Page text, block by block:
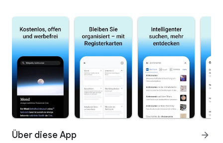
Über diese App arrow_forward